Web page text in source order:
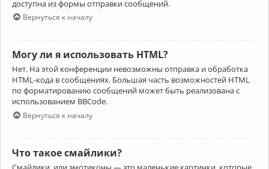
доступна из формы отправки сообщений.
Вернуться к началу
Могу ли я использовать HTML?
Нет. На этой конференции невозможны отправка и обработка
HTML-кода в сообщениях. Большая часть возможностей HTML
по форматированию сообщений может быть реализована с
использованием BBCode.
Вернуться к началу
Что такое смайлики?